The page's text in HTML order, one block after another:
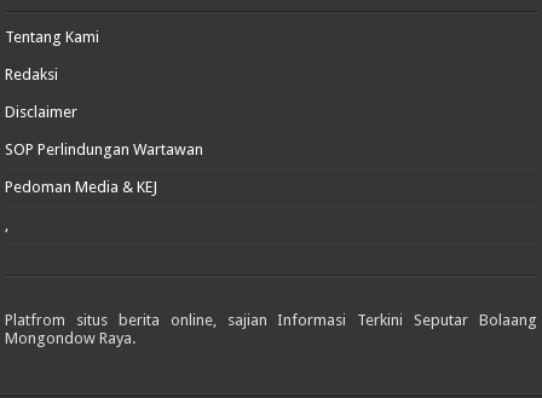
Tentang Kami
Redaksi
Disclaimer
SOP Perlindungan Wartawan
Pedoman Media & KEJ
,
Platfrom situs berita online, sajian Informasi Terkini Seputar Bolaang
Mongondow Raya.